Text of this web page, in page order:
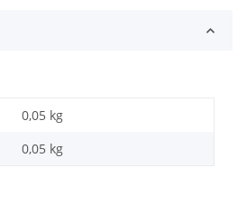
0,05 kg
0,05 kg